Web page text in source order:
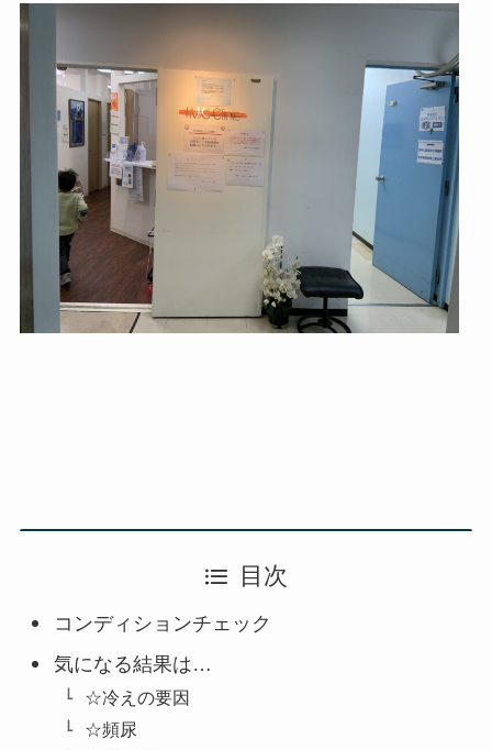
目次
コンディションチェック
気になる結果は…
☆冷えの要因
☆頻尿